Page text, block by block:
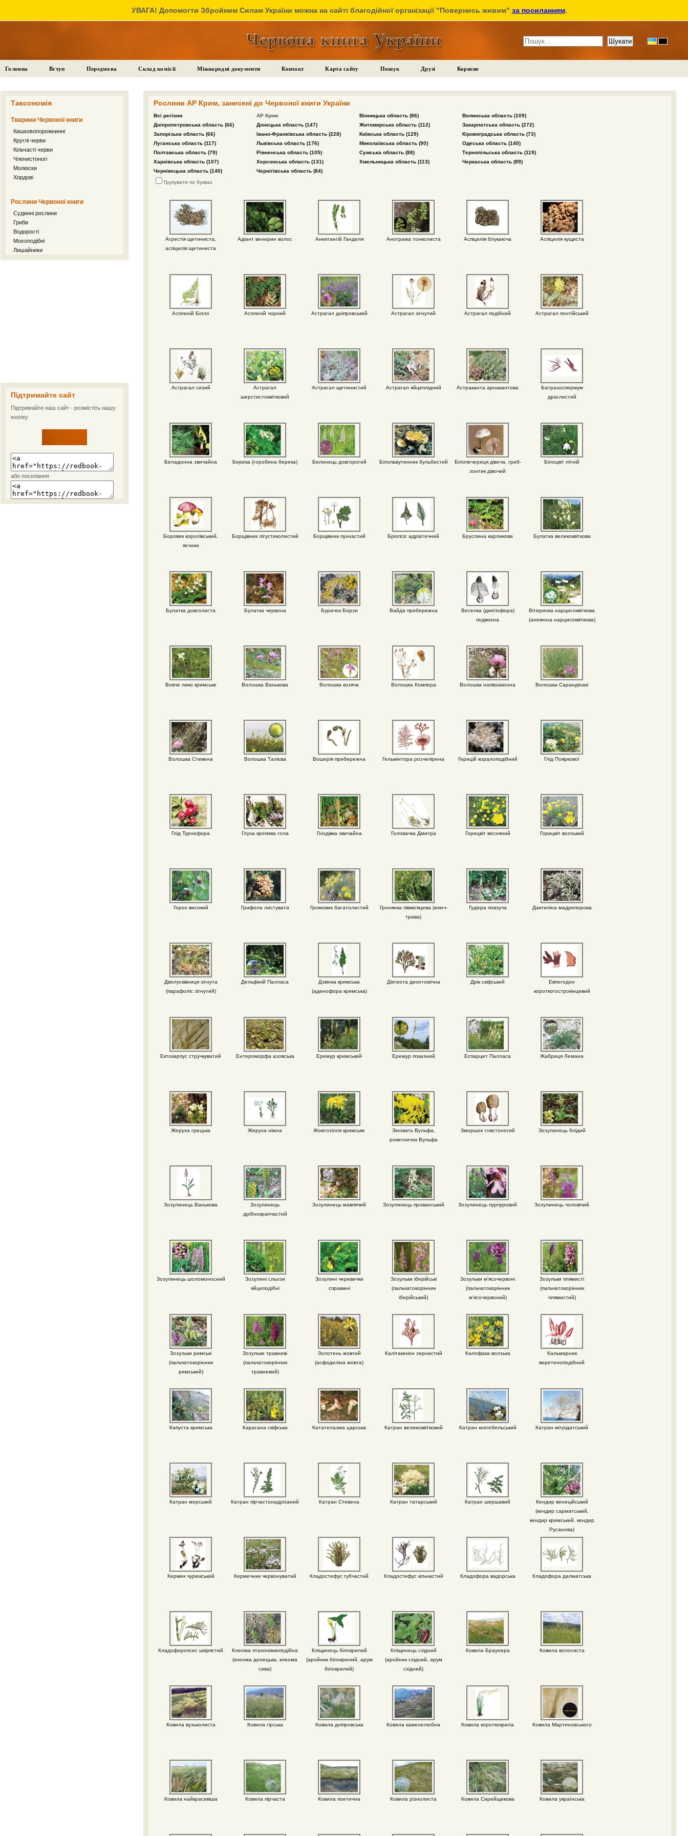
УВАГА! Допомогти Збройним Силам України можна на сайті благодійної організації "Повернись живим" за посиланням.
Головна Вступ Передмова Склад комісії Міжнародні документи Контакт Карта сайту Пошук Друзі Корисне
Таксономія
Тварини Червоної книги
Кишковопорожнинні
Круглі черви
Кільчасті черви
Членистоногі
Молюски
Хордові
Рослини Червоної книги
Судинні рослини
Гриби
Водорості
Мохоподібні
Лишайники
Підтримайте сайт
Підтримайте наш сайт - розмістіть нашу
кнопку
або посилання
Рослини АР Крим, занесені до Червоної книги України
Всі регіони АР Крим Вінницька область (86)
Волинська область (109)
Дніпропетровська область (66)
Донецька область (147) Житомирська область (112)
Закарпатська область (272)
Запорізька область (66)
Івано-Франківська область (228) Київська область (129)
Кіровоградська область (73)
Луганська область (117)
Львівська область (176) Миколаївська область (90)
Одеська область (140)
Полтавська область (79)
Рівненська область (105) Сумська область (88)
Тернопільська область (119)
Харківська область (107)
Херсонська область (131) Хмельницька область (113)
Черкаська область (89)
Чернівецька область (140)
Чернігівська область (84)
Групувати по буквах
Агрестія щетиниста,
аспіцилія щетиниста
Адіант венерин волос Анектангій Ганделя Анограма тонколиста Аспіцилія блукаюча Аспіцилія кущиста
Аспленій Білло Аспленій чорний Астрагал дніпровський Астрагал зігнутий Астрагал подібний Астрагал понтійський
Астрагал сизий
Астрагал
шерстистоквітковий
Астрагал щетинистий Астрагал яйцеплідний Астраканта арнакантова
Батрахоспермум
драглистий
Беладонна звичайна Берека (горобина берека) Билинець довгорогий Білопавутинник бульбистий
Білопечериця дівоча, гриб-
зонтик дівочий
Білоцвіт літній
Боровик королівський,
яєчник
Борщівник лігустиколистий Борщівник пухнастий Бріопсіс адріатичний Бруслина карликова Булатка великоквіткова
Булатка довголиста Булатка червона Бурачок Борзи Вайда прибережна
Веселка (диктіофора)
подвоєна
Вітеринка нарцисоквіткова
(анемона нарцисоквіткова)
Вовче лико кримське Волошка Ванькова Волошка козяча Волошка Компера Волошка напівзаконна Волошка Сарандінакі
Волошка Стевена Волошка Талієва Вошерія прибережна Гельмінтора розчепірена Герицій коралоподібний Глід Пояркової
Глід Турнефора Глуха кропива гола Гніздівка звичайна Головачка Дмитра Горицвіт весняний Горицвіт волзький
Горох високий Грифола листувата Громовик багатолистий
Гронянка півмісяцева (ключ-
трава)
Гудієра повзуча Дактиліна мадрепорова
Дволусківниця зігнута
(парафоліс зігнутий)
Дельфіній Палласа
Дзвінка кримська
(аденофора кримська)
Діктиота дихотомічна Дрік скіфський
Евпогодон
короткогострокінцевий
Ектокарпус стручкуватий Ентероморфа азовська Еремур кримський Еремур показний Еспарцет Палласа Жабриця Лемана
Жеруха грецька Жеруха ніжна Жовтозілля кримське
Зіновать Вульфа,
рокитничок Вульфа
Зморшок товстоногий Зозулинець блідий
Зозулинець Ванькова
Зозулинець
дрібнокрапчастий
Зозулинець мавпячий Зозулинець прованський Зозулинець пурпуровий Зозулинець чоловічий
Зозулинець шоломоносний
Зозулині сльози
яйцеподібні
Зозулині черевички
справжні
Зозульки іберійські
(пальчатокорінник
іберійський)
Зозульки м'ясочервоні
(пальчатокорінник
м'ясочервоний)
Зозульки плямисті
(пальчатокорінник
плямистий)
Зозульки римські
(пальчатокорінник
римський)
Зозульки травневі
(пальчатокорінник
травневий)
Золотень жовтий
(асфоделіна жовта)
Калітамніон зернистий Калофака волзька
Кальмарник
веретеноподібний
Капуста кримська Карагана скіфська Катателазма царська Катран великоквітковий Катран коктебельський Катран мітрідатський
Катран морський Катран пірчастонадрізаний Катран Стевена Катран татарський Катран шершавий
Кендир венеційський
(кендир сарматський,
кендир кримський, кендир
Русанова)
Кермек чурюкський Кермечник червонуватий Кладостефус губчастий Кладостефус кільчастий Кладофора вадорська Кладофора далматська
Кладофоропсис шкірястий
Клеома птахоніжкоподібна
(клеома донецька, клеома
сива)
Кліщинець білокрилий
(аройник білокрилий, арум
білокрилий)
Кліщинець східний
(аройник східний, арум
східний)
Ковила Браунера Ковила волосиста
Ковила вузьколиста Ковила гірська Ковила дніпровська Ковила каменелюбна Ковила короткокрила Ковила Мартиновського
Ковила найкрасивіша Ковила пірчаста Ковила поетична Ковила різнолиста Ковила Сирейщикова Ковила українська